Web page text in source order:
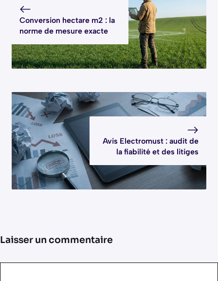
Conversion hectare m2 : la
norme de mesure exacte
Avis Electromust : audit de
la fiabilité et des litiges
Laisser un commentaire